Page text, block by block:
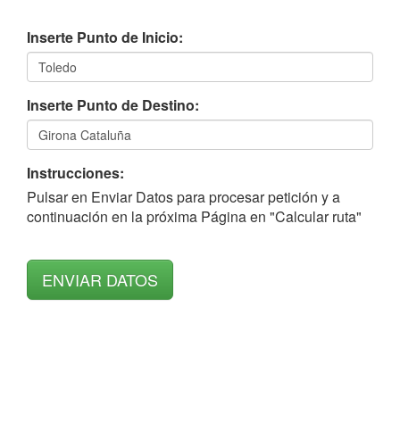
Inserte Punto de Inicio:
Inserte Punto de Destino:
Instrucciones:
Pulsar en Enviar Datos para procesar petición y a
continuación en la próxima Página en "Calcular ruta"